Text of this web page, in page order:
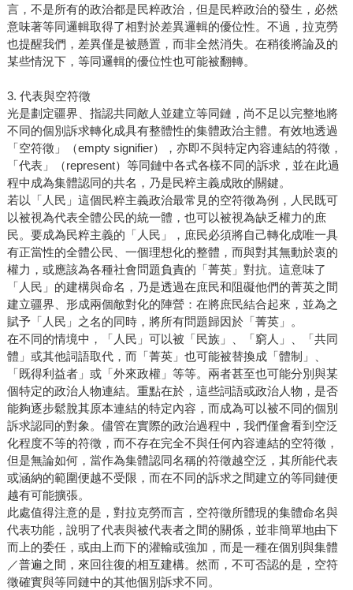
言，不是所有的政治都是民粹政治，但是民粹政治的發生，必然
意味著等同邏輯取得了相對於差異邏輯的優位性。不過，拉克勞
也提醒我們，差異僅是被懸置，而非全然消失。在稍後將論及的
某些情況下，等同邏輯的優位性也可能被翻轉。
3. 代表與空符徵
光是劃定疆界、指認共同敵人並建立等同鏈，尚不足以完整地將
不同的個別訴求轉化成具有整體性的集體政治主體。有效地透過
「空符徵」（empty signifier），亦即不與特定內容連結的符徵，
「代表」（represent）等同鏈中各式各樣不同的訴求，並在此過
程中成為集體認同的共名，乃是民粹主義成敗的關鍵。
若以「人民」這個民粹主義政治最常見的空符徵為例，人民既可
以被視為代表全體公民的統一體，也可以被視為缺乏權力的庶
民。要成為民粹主義的「人民」，庶民必須將自己轉化成唯一具
有正當性的全體公民、一個理想化的整體，而與對其無動於衷的
權力，或應該為各種社會問題負責的「菁英」對抗。這意味了
「人民」的建構與命名，乃是透過在庶民和阻礙他們的菁英之間
建立疆界、形成兩個敵對化的陣營：在將庶民結合起來，並為之
賦予「人民」之名的同時，將所有問題歸因於「菁英」。
在不同的情境中，「人民」可以被「民族」、「窮人」、「共同
體」或其他詞語取代，而「菁英」也可能被替換成「體制」、
「既得利益者」或「外來政權」等等。兩者甚至也可能分別與某
個特定的政治人物連結。重點在於，這些詞語或政治人物，是否
能夠逐步鬆脫其原本連結的特定內容，而成為可以被不同的個別
訴求認同的對象。儘管在實際的政治過程中，我們僅會看到空泛
化程度不等的符徵，而不存在完全不與任何內容連結的空符徵，
但是無論如何，當作為集體認同名稱的符徵越空泛，其所能代表
或涵納的範圍便越不受限，而在不同的訴求之間建立的等同鏈便
越有可能擴張。
此處值得注意的是，對拉克勞而言，空符徵所體現的集體命名與
代表功能，說明了代表與被代表者之間的關係，並非簡單地由下
而上的委任，或由上而下的灌輸或強加，而是一種在個別與集體
／普遍之間，來回往復的相互建構。然而，不可否認的是，空符
徵確實與等同鏈中的其他個別訴求不同。